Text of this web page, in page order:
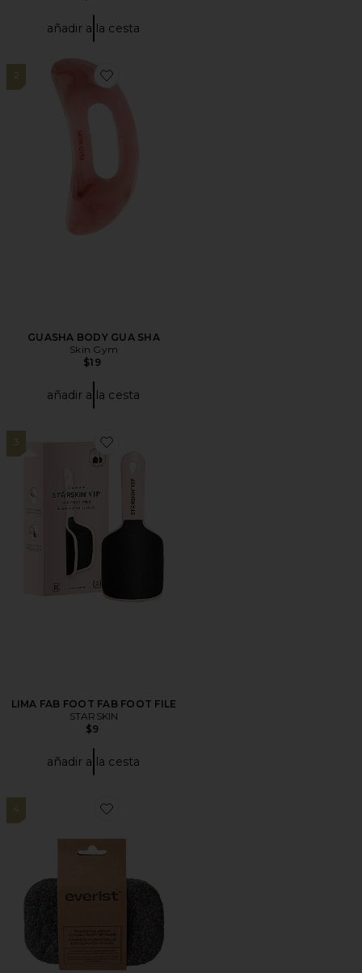
añadir a la cesta
2
Favorite GUASHA BODY GUA SHA
GUASHA BODY GUA SHA
Skin Gym
$19
añadir a la cesta
3
Favorite LIMA FAB FOOT FAB FOOT FILE
LIMA FAB FOOT FAB FOOT FILE
STARSKIN
$9
añadir a la cesta
4
Favorite ESPONJA CORPORAL THE EXFOLIATING